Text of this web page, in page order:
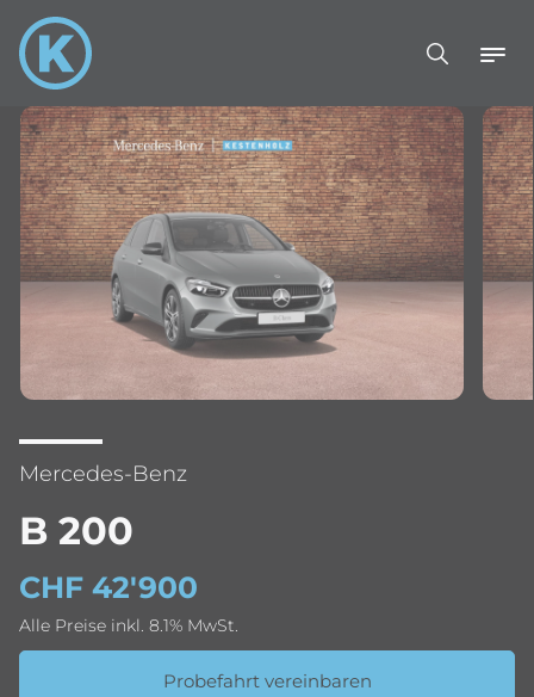
Mercedes-Benz
B 200
CHF 42'900
Alle Preise inkl. 8.1% MwSt.
Probefahrt vereinbaren